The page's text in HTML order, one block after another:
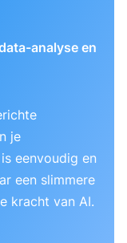
analyse en
je
eenvoudig en
een slimmere
kracht van AI.